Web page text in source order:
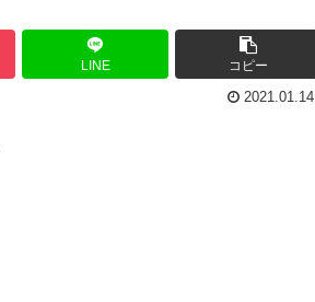
LINE コピー
2021.01.14